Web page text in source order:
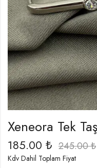
Xeneora Tek
185.00 ₺ 245.00₺
Kdv Dahil Toplam Fiyat